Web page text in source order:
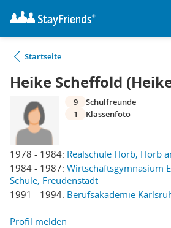
Startseite
Heike Scheffold
1978 - 1984: Realschule Horb, Horb
1984 - 1987: Wirtschaftsgymnasium
Schule, Freudenstadt
1991 - 1994: Berufsakademie
9
Schulfreunde
1
Klassenfoto
Profil melden